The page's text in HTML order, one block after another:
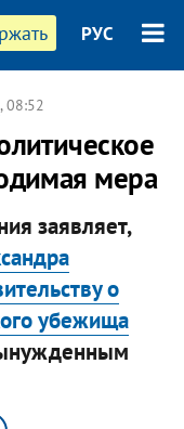
РУС
, 08:52
мера
заявляет,
о
убежища